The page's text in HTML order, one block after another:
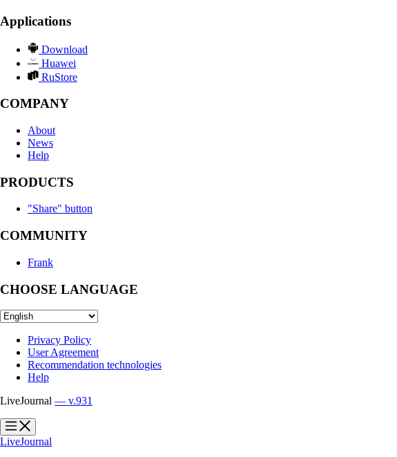
Applications
Download
Huawei
RuStore
COMPANY
About
News
Help
PRODUCTS
"Share" button
COMMUNITY
Frank
CHOOSE LANGUAGE
Privacy Policy
User Agreement
Recommendation technologies
Help
LiveJournal — v.931
?
?
LiveJournal